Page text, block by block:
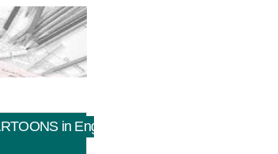
in English